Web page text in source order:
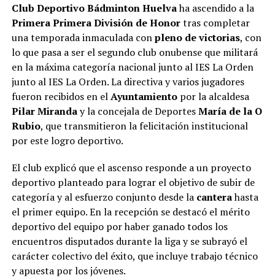
Club Deportivo Bádminton Huelvaha ascendido a la
PrimeraPrimera División de Honortras completar
una temporada inmaculada conpleno de victorias, con
lo que pasa a ser el segundo club onubense que militará
en la máxima categoría nacional junto al IES La Orden
junto al IES La Orden. La directiva y varios jugadores
fueron recibidos en elAyuntamientopor la alcaldesa
Pilar Miranday la concejala de DeportesMaría de la O
Rubio, que transmitieron la felicitación institucional
por este logro deportivo.
El club explicó que el ascenso responde a un proyecto
deportivo planteado para lograr el objetivo de subir de
categoría y al esfuerzo conjunto desde la canterahasta
el primer equipo. En la recepción se destacó el mérito
deportivo del equipo por haber ganado todos los
encuentros disputados durante la liga y se subrayó el
carácter colectivo del éxito, que incluye trabajo técnico
y apuesta por los jóvenes.